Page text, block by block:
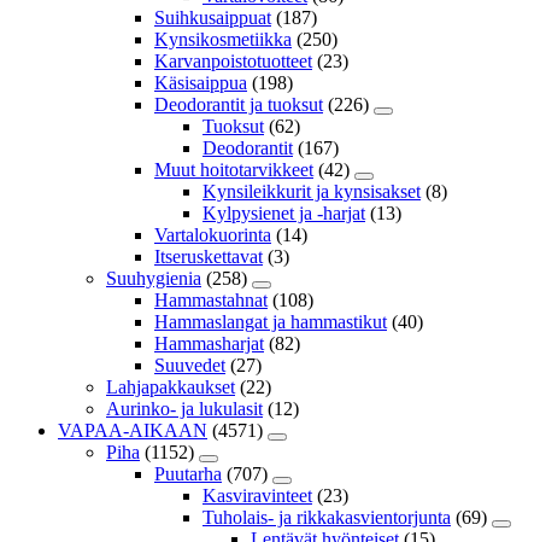
Suihkusaippuat (187)
Kynsikosmetiikka (250)
Karvanpoistotuotteet (23)
Käsisaippua (198)
Deodorantit ja tuoksut (226)
Tuoksut (62)
Deodorantit (167)
Muut hoitotarvikkeet (42)
Kynsileikkurit ja kynsisakset (8)
Kylpysienet ja -harjat (13)
Vartalokuorinta (14)
Itseruskettavat (3)
Suuhygienia (258)
Hammastahnat (108)
Hammaslangat ja hammastikut (40)
Hammasharjat (82)
Suuvedet (27)
Lahjapakkaukset (22)
Aurinko- ja lukulasit (12)
VAPAA-AIKAAN (4571)
Piha (1152)
Puutarha (707)
Kasviravinteet (23)
Tuholais- ja rikkakasvientorjunta (69)